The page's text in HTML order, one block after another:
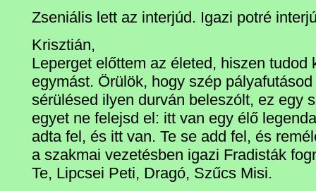
Zseniális lett az interjúd. Igazi potré
Krisztián,
Leperget előttem az életed, hiszen tudod
egymást. Örülök, hogy szép
sérülésed ilyen durván beleszólt, ez egy
egyet ne felejsd el: itt van egy élő
adta fel, és itt van. Te se add fel, és
a szakmai vezetésben igazi Fradisták
Te, Lipcsei Peti, Dragó, Szűcs Misi.